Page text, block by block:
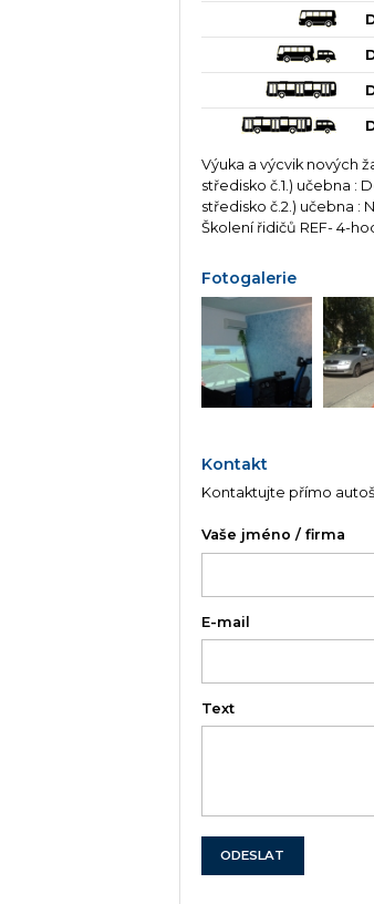
Výuka a výcvik nových
středisko č.1.) učebna :
středisko č.2.) učebna :
Školení řidičů REF- 4-
Fotogalerie
Kontakt
Kontaktujte přímo
Vaše jméno / firma
E-mail
Text
ODESLAT